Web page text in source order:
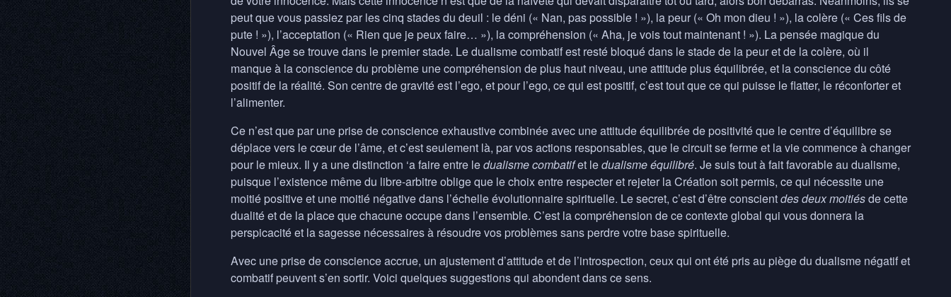
peut que vous passiez par les cinq stades du deuil : le déni (« Nan, pas possible ! »), la peur (« Oh mon dieu ! »), la colère (« Ces fils de
pute ! »), l’acceptation (« Rien que je peux faire… »), la compréhension (« Aha, je vois tout maintenant ! »). La pensée magique du
Nouvel Âge se trouve dans le premier stade. Le dualisme combatif est resté bloqué dans le stade de la peur et de la colère, où il
manque à la conscience du problème une compréhension de plus haut niveau, une attitude plus équilibrée, et la conscience du côté
positif de la réalité. Son centre de gravité est l’ego, et pour l’ego, ce qui est positif, c’est tout que ce qui puisse le flatter, le réconforter et
l’alimenter.
Ce n’est que par une prise de conscience exhaustive combinée avec une attitude équilibrée de positivité que le centre d’équilibre se
déplace vers le cœur de l’âme, et c’est seulement là, par vos actions responsables, que le circuit se ferme et la vie commence à changer
pour le mieux. Il y a une distinction ‘a faire entre ledualisme combatifet ledualisme équilibré. Je suis tout à fait favorable au dualisme,
puisque l’existence même du libre-arbitre oblige que le choix entre respecter et rejeter la Création soit permis, ce qui nécessite une
moitié positive et une moitié négative dans l’échelle évolutionnaire spirituelle. Le secret, c’est d’être conscientdes deux moitiésde cette
dualité et de la place que chacune occupe dans l’ensemble. C’est la compréhension de ce contexte global qui vous donnera la
perspicacité et la sagesse nécessaires à résoudre vos problèmes sans perdre votre base spirituelle.
Avec une prise de conscience accrue, un ajustement d’attitude et de l’introspection, ceux qui ont été pris au piège du dualisme négatif et
combatif peuvent s’en sortir. Voici quelques suggestions qui abondent dans ce sens.